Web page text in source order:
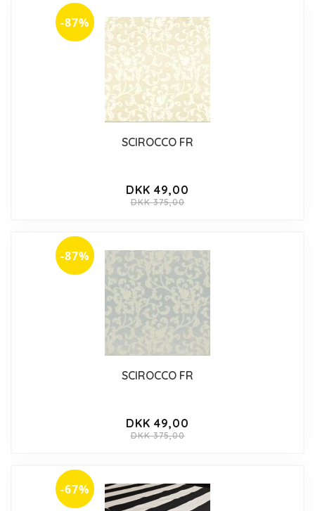
-87%
SCIROCCO FR
DKK 49,00
DKK 375,00
-87%
SCIROCCO FR
DKK 49,00
DKK 375,00
-67%